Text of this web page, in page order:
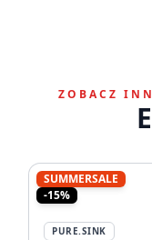
ZOBACZ
SUMMERSALE
-15%
PURE.SINK